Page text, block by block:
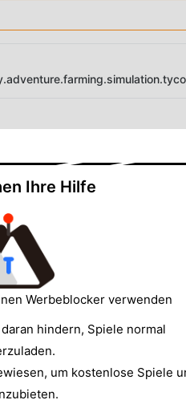
Ihre Hilfe
Werbeblocker verwenden
hindern, Spiele normal
um kostenlose Spiele